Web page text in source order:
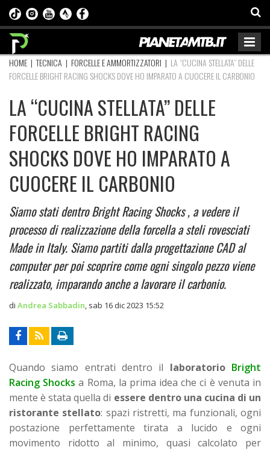
HOME |TECNICA | FORCELLE E AMMORTIZZATORI | LA “CUCINA STELLATA” DELLE
FORCELLE BRIGHT RACING SHOCKS DOVE HO IMPARATO A CUOCERE IL CARBONIO
LA “CUCINA STELLATA” DELLE
FORCELLE BRIGHT RACING
SHOCKS DOVE HO IMPARATO A
CUOCERE IL CARBONIO
Siamo stati dentro Bright Racing Shocks , a vedere il
processo di realizzazione della forcella a steli rovesciati
Made in Italy. Siamo partiti dalla progettazione CAD al
computer per poi scoprire come ogni singolo pezzo viene
realizzato, imparando anche a lavorare il carbonio.
di Andrea Sabbadin sab 16 dic 2023 15:52
Quando siamo entrati dentro il laboratorio Bright
Racing Shocks a Roma, la prima idea che ci è venuta in
mente è stata quella di essere dentro una cucina di un
ristorante stellato: spazi ristretti, ma funzionali, ogni
postazione perfettamente tirata a lucido e ogni
movimento ridotto al minimo, quasi calcolato per